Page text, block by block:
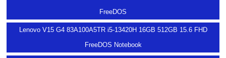
FreeDOS
Lenovo V15 G4 83A100A5TR i5-13420H 16GB 512GB 15.6 FHD
FreeDOS Notebook